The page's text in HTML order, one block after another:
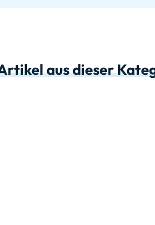
aus dieser